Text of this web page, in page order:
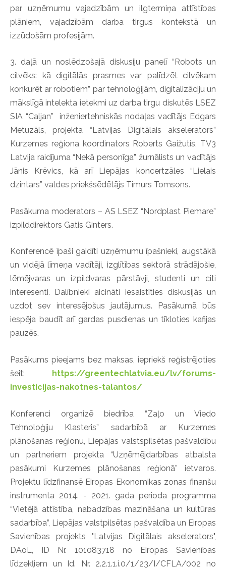
par uzņēmumu vajadzībām un ilgtermiņa attīstības
plāniem, vajadzībām darba tirgus kontekstā un
izzūdošām profesijām.
3. daļā un noslēdzošajā diskusiju panelī “Robots un
cilvēks: kā digitālās prasmes var palīdzēt cilvēkam
konkurēt ar robotiem” par tehnoloģijām, digitalizāciju un
mākslīgā intelekta ietekmi uz darba tirgu diskutēs LSEZ
SIA “Caljan” inženiertehniskās nodaļas vadītājs Edgars
Metuzāls, projekta “Latvijas Digitālais akselerators”
Kurzemes reģiona koordinators Roberts Gaižutis, TV3
Latvija raidījuma “Nekā personīga” žurnālists un vadītājs
Jānis Krēvics, kā arī Liepājas koncertzāles “Lielais
dzintars” valdes priekšsēdētājs Timurs Tomsons.
Pasākuma moderators – AS LSEZ “Nordplast Piemare”
izpilddirektors Gatis Ginters.
Konferencē īpaši gaidīti uzņēmumu īpašnieki, augstākā
un vidējā līmeņa vadītāji, izglītības sektorā strādājošie,
lēmējvaras un izpildvaras pārstāvji, studenti un citi
interesenti. Dalībnieki aicināti iesaistīties diskusijās un
uzdot sev interesējošus jautājumus. Pasākumā būs
iespēja baudīt arī gardas pusdienas un tīkloties kafijas
pauzēs.
Pasākums pieejams bez maksas, iepriekš reģistrējoties
šeit: https://greentechlatvia.eu/lv/forums-
investicijas-nakotnes-talantos/
Konferenci organizē biedrība “Zaļo un Viedo
Tehnoloģiju Klasteris” sadarbībā ar Kurzemes
plānošanas reģionu, Liepājas valstspilsētas pašvaldību
un partneriem projekta “Uzņēmējdarbības atbalsta
pasākumi Kurzemes plānošanas reģionā” ietvaros.
Projektu līdzfinansē Eiropas Ekonomikas zonas finanšu
instrumenta 2014. - 2021. gada perioda programma
“Vietējā attīstība, nabadzības mazināšana un kultūras
sadarbība”, Liepājas valstpilsētas pašvaldība un Eiropas
Savienības projekts "Latvijas Digitālais akselerators",
DAoL, ID Nr. 101083718 no Eiropas Savienības
līdzekļiem un Id. Nr. 2.2.1.1.i.0/1/23/I/CFLA/002 no